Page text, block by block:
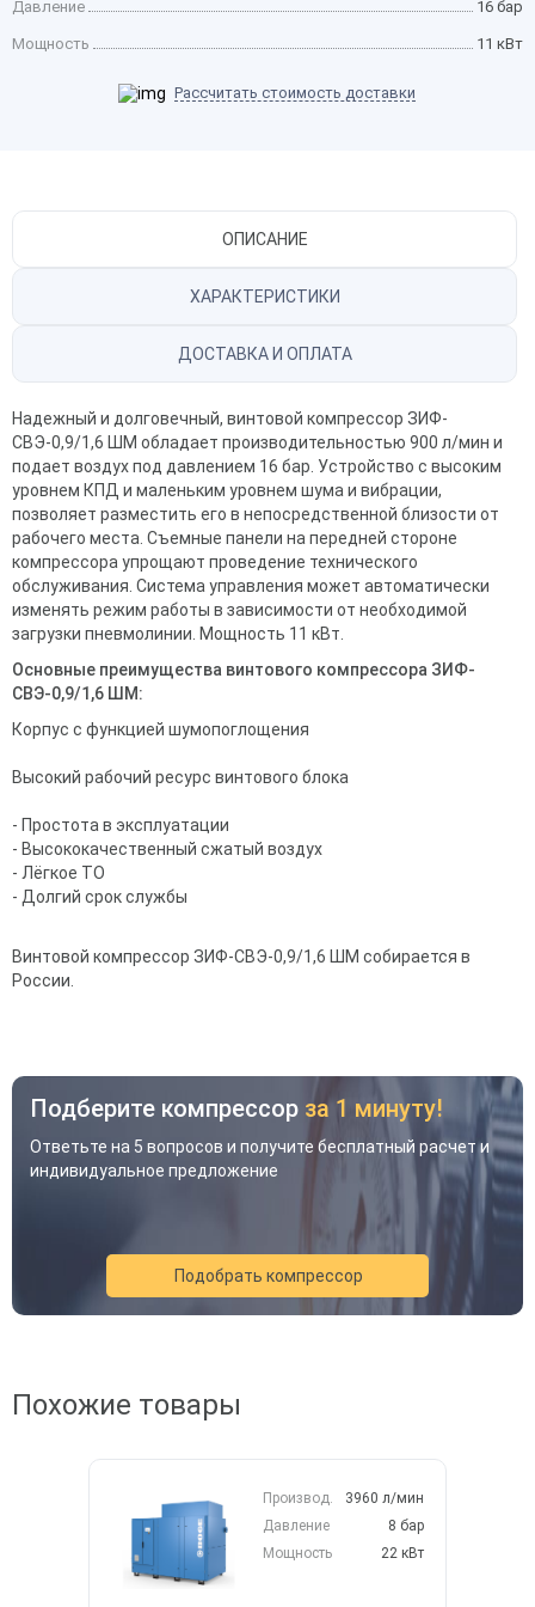
Давление 16 бар
Мощность 11 кВт
Рассчитать стоимость доставки
ОПИСАНИЕ
ХАРАКТЕРИСТИКИ
ДОСТАВКА И ОПЛАТА
Надежный и долговечный, винтовой компрессор ЗИФ-
СВЭ-0,9/1,6 ШМ обладает производительностью 900 л/мин и
подает воздух под давлением 16 бар. Устройство с высоким
уровнем КПД и маленьким уровнем шума и вибрации,
позволяет разместить его в непосредственной близости от
рабочего места. Съемные панели на передней стороне
компрессора упрощают проведение технического
обслуживания. Система управления может автоматически
изменять режим работы в зависимости от необходимой
загрузки пневмолинии. Мощность 11 кВт.
Основные преимущества винтового компрессора ЗИФ-
СВЭ-0,9/1,6 ШМ:
Корпус с функцией шумопоглощения
Высокий рабочий ресурс винтового блока
- Простота в эксплуатации
- Высококачественный сжатый воздух
- Лёгкое ТО
- Долгий срок службы
Винтовой компрессор ЗИФ-СВЭ-0,9/1,6 ШМ собирается в
России.
Подберите компрессор за 1 минуту!
Ответьте на 5 вопросов и получите бесплатный расчет и
индивидуальное предложение
Подобрать компрессор
Похожие товары
Производ.
3960 л/мин
Давление
8 бар
Мощность
22 кВт